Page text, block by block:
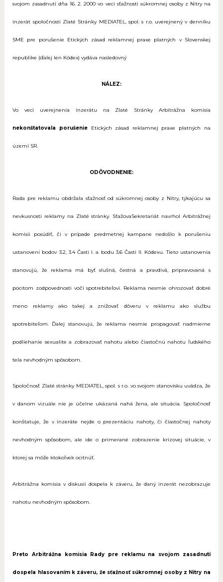
svojom zasadnutí dňa 16. 2. 2000 vo veci sťažnosti súkromnej osoby z Nitry na
inzerát spoločnosti Zlaté Stránky MEDIATEL, spol. s r.o. uverejnený v denníku
SME pre porušenie Etických zásad reklamnej praxe platných v Slovenskej
republike (ďalej len Kódex) vydáva nasledovný
NÁLEZ:
Vo veci uverejnenia inzerátu na Zlaté Stránky Arbitrážna komisia
nekonštatovala porušenieEtických zásad reklamnej praxe platných na
území SR.
ODÔVODNENIE:
Rada pre reklamu obdržala sťažnosť od súkromnej osoby z Nitry, týkajúcu sa
nevkusnosti reklamy na Zlaté stránky. SťažovaSekretariát navrhol Arbitrážnej
komisii posúdiť, či v prípade predmetnej kampane nedošlo k porušeniu
ustanovení bodov 3.2, 3.4 Časti I. a bodu 3.6 Časti II. Kódexu. Tieto ustanovenia
stanovujú, že reklama má byť slušná, čestná a pravdivá, pripravovaná s
pocitom zodpovednosti voči spotrebiteľovi. Reklama nesmie ohrozovať dobré
meno reklamy ako takej a znižovať dôveru v reklamu ako službu
spotrebiteľom. Ďalej stanovujú, že reklama nesmie propagovať nadmierne
podliehanie sexualite a zobrazovať nahotu alebo čiastočnú nahotu ľudského
tela nevhodným spôsobom.
Spoločnosť Zlaté stránky MEDIATEL, spol. s r.o. vo svojom stanovisku uvádza, že
v danom vizuále nie je účelne ukázaná nahá žena, ale situácia. Spoločnosť
konštatuje, že v inzeráte nejde o prezentáciu nahoty, či čiastočnej nahoty
nevhodným spôsobom, ale ide o primerané zobrazenie krízovej situácie, v
ktorej sa môže ktokoľvek ocitnúť.
Arbitrážna komisia v diskusii dospela k záveru, že daný inzerát nezobrazuje
nahotu nevhodným spôsobom.
Preto Arbitrážna komisia Rady pre reklamu na svojom zasadnutí
dospela hlasovaním k záveru, že sťažnosť súkromnej osoby z Nitry na